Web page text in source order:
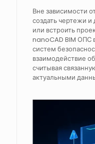
Вне зависимости
создать чертежи
или встроить
nanoCAD BIM ОПС
систем
взаимодействие
считывая
актуальными